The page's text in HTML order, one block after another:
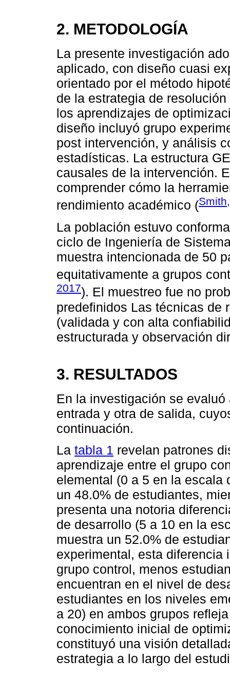
2. METODOLOGÍA
La presente investigación
aplicado, con diseño cuasi
orientado por el método
de la estrategia de
los aprendizajes de
diseño incluyó grupo
post intervención, y análisis
estadísticas. La estructura
causales de la intervención.
comprender cómo la
rendimiento académico (
La población estuvo
ciclo de Ingeniería de
muestra intencionada de 50
equitativamente a grupos
2017). El muestreo fue no
predefinidos Las técnicas de
(validada y con alta
estructurada y observación
3. RESULTADOS
En la investigación se
entrada y otra de salida,
continuación.
La tabla 1 revelan patrones
aprendizaje entre el grupo
elemental (0 a 5 en la escala
un 48.0% de estudiantes,
presenta una notoria
de desarrollo (5 a 10 en la
muestra un 52.0% de
experimental, esta diferencia
grupo control, menos
encuentran en el nivel de
estudiantes en los niveles
a 20) en ambos grupos
conocimiento inicial de
constituyó una visión
estrategia a lo largo del